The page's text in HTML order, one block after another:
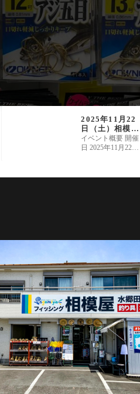
2025年11月22
日（土）相模屋
×宮澤大王のDA
IWAカワハギレ
会
イベント概要 開催
日 2025年11月22日
佐島 志平丸 参加